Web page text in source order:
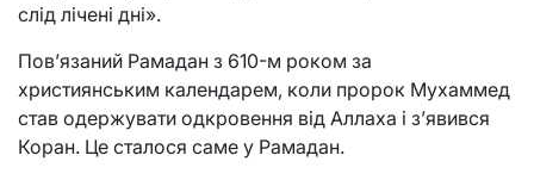
слід лічені дні».
Пов’язаний Рамадан з 610-м роком за
християнським календарем, коли пророк Мухаммед
став одержувати одкровення від Аллаха і з’явився
Коран. Це сталося саме у Рамадан.